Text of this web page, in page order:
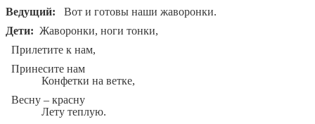
Ведущий: Вот и готовы наши жаворонки.
Дети: Жаворонки, ноги тонки,
Прилетите к нам,
Принесите нам
Конфетки на ветке,
Весну – красну
Лету теплую.